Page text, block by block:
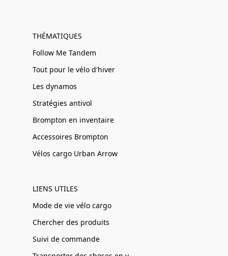
THÉMATIQUES
Follow Me Tandem
Tout pour le vélo d'hiver
Les dynamos
Stratégies antivol
Brompton en inventaire
Accessoires Brompton
Vélos cargo Urban Arrow
LIENS UTILES
Mode de vie vélo cargo
Chercher des produits
Suivi de commande